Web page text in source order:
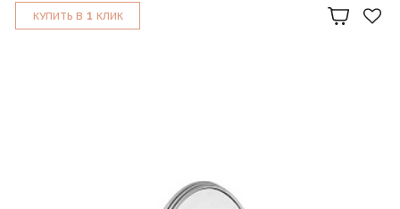
КУПИТЬ В 1 КЛИК